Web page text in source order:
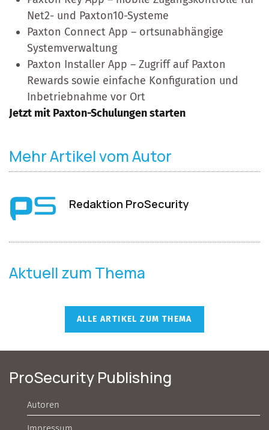
Net2- und Paxton10-Systeme
Paxton Connect App – ortsunabhängige
Systemverwaltung
Paxton Installer App – Zugriff auf Paxton
Rewards sowie einfache Konfiguration und
Inbetriebnahme vor Ort
Jetzt mit Paxton-Schulungen starten
Mehr Artikel vom Autor
Redaktion ProSecurity
Aktuell zum Thema
ALLE ARTIKEL ZUM THEMA
ProSecurity Publishing
Autoren